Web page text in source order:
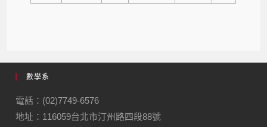
數學系
電話：(02)7749-6576
地址：116059台北市汀州路四段88號